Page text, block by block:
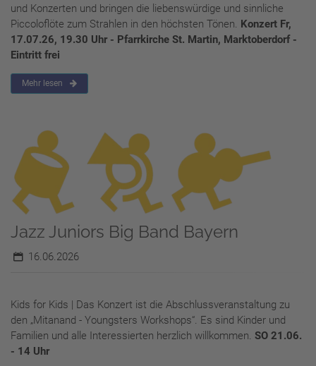
und Konzerten und bringen die liebenswürdige und sinnliche
Piccoloflöte zum Strahlen in den höchsten Tönen. Konzert Fr,
17.07.26, 19.30 Uhr - Pfarrkirche St. Martin, Marktoberdorf -
Eintritt frei
Mehr lesen
Jazz Juniors Big Band Bayern
16.06.2026
Kids for Kids | Das Konzert ist die Abschlussveranstaltung zu
den „Mitanand - Youngsters Workshops“. Es sind Kinder und
Familien und alle Interessierten herzlich willkommen. SO 21.06.
- 14 Uhr